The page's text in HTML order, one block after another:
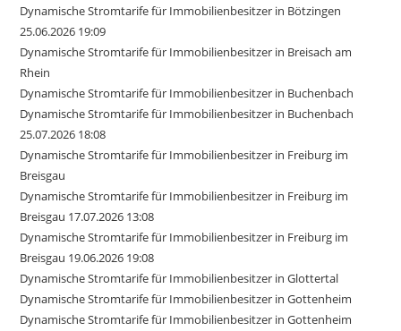
Dynamische Stromtarife für Immobilienbesitzer in Bötzingen
25.06.2026 19:09
Dynamische Stromtarife für Immobilienbesitzer in Breisach am
Rhein
Dynamische Stromtarife für Immobilienbesitzer in Buchenbach
Dynamische Stromtarife für Immobilienbesitzer in Buchenbach
25.07.2026 18:08
Dynamische Stromtarife für Immobilienbesitzer in Freiburg im
Breisgau
Dynamische Stromtarife für Immobilienbesitzer in Freiburg im
Breisgau 17.07.2026 13:08
Dynamische Stromtarife für Immobilienbesitzer in Freiburg im
Breisgau 19.06.2026 19:08
Dynamische Stromtarife für Immobilienbesitzer in Glottertal
Dynamische Stromtarife für Immobilienbesitzer in Gottenheim
Dynamische Stromtarife für Immobilienbesitzer in Gottenheim